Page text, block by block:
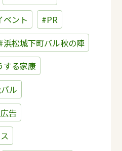
ベント
#PR
浜松城下町バル秋の陣
する家康
ル
告